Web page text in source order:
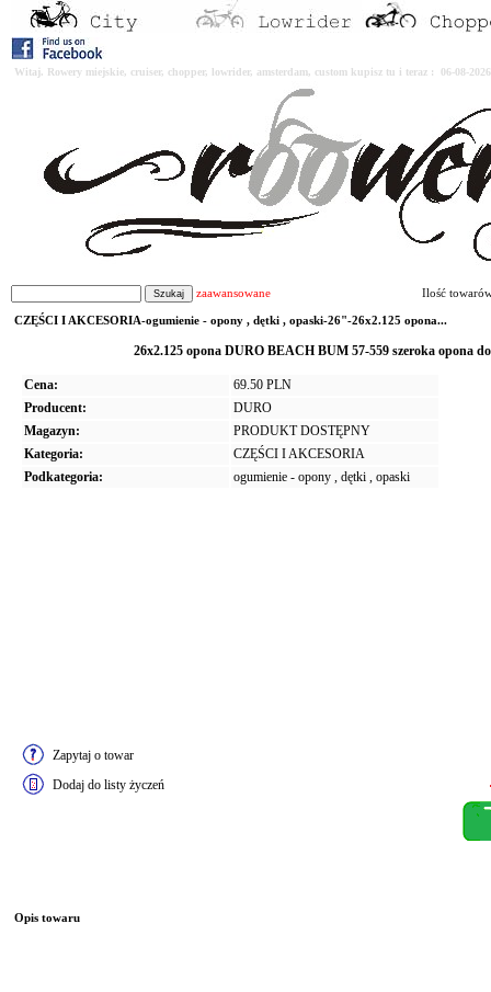
Witaj. Rowery miejskie, cruiser, chopper, lowrider, amsterdam, custom kupisz tu i teraz : 06-08-
zaawansowane Ilość
CZĘŚCI I AKCESORIA-ogumienie - opony , dętki , opaski-26"-26x2.125 opona...
26x2.125 opona DURO BEACH BUM 57-559 szeroka opona
Cena:
69.50 PLN
Producent:
DURO
Magazyn:
PRODUKT DOSTĘPNY
Kategoria:
CZĘŚCI I AKCESORIA
Podkategoria:
ogumienie - opony , dętki , opaski
Zapytaj o towar
Dodaj do listy życzeń
Opis towaru